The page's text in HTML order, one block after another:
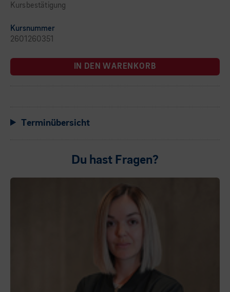
Kursbestätigung
Kursnummer
2601260351
IN DEN WARENKORB
Terminübersicht
Du hast Fragen?